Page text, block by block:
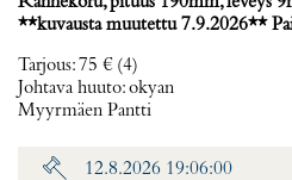
**kuvausta muutettu 7.9.2026**
Tarjous:75 € (4)
Johtava huuto:okyan
Myyrmäen Pantti
12.8.2026 19:06:00